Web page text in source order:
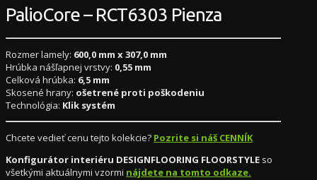
PalioCore – RCT6303 Pienza
Rozmer lamely: 600,0 mm x 307,0 mm
Hrúbka nášľapnej vrstvy: 0,55 mm
Celková hrúbka: 6,5 mm
Skosené hrany: ošetrené proti poškodeniu
Technológia: Klik systém
Chcete vedieť cenu tejto kolekcie? Pozrite si náš CENNÍK
Konfigurátor interiéru DESIGNFLOORING FLOORSTYLE so
všetkými aktuálnymi vzormi nájdete na tomto odkaze.